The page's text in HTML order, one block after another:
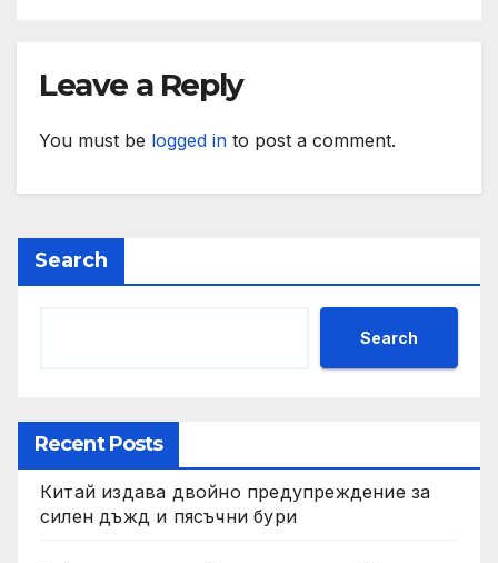
Leave a Reply
You must be logged in to post a comment.
Search
Search
Recent Posts
Китай издава двойно предупреждение за
силен дъжд и пясъчни бури